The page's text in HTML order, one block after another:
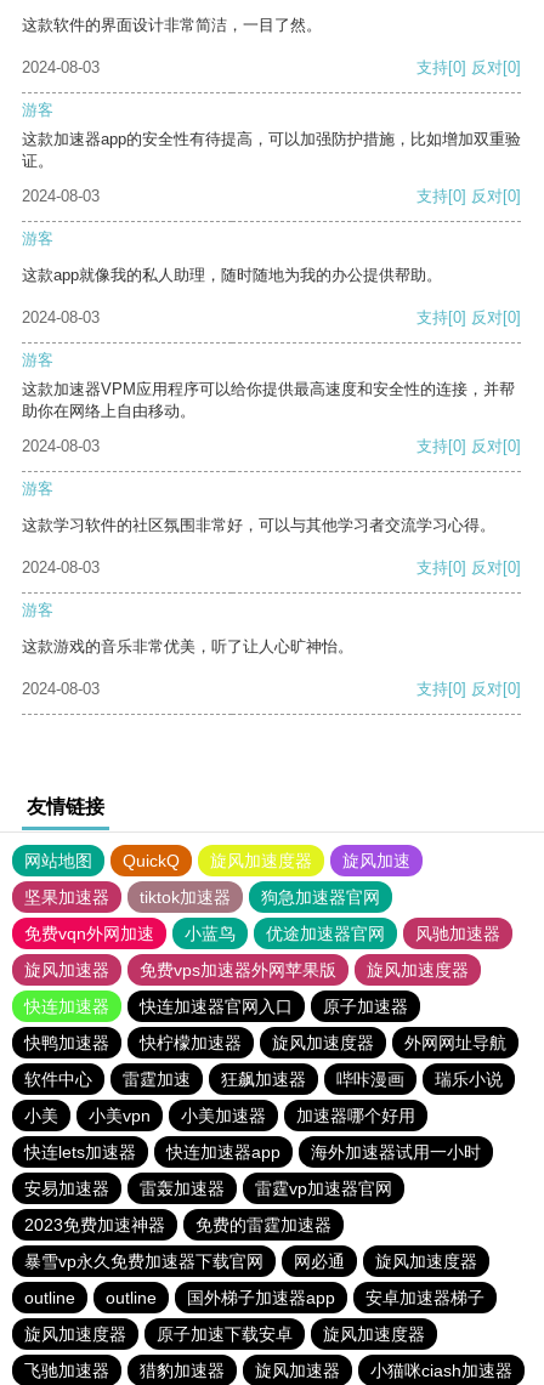
这款软件的界面设计非常简洁，一目了然。
2024-08-03 支持[0] 反对[0]
游客
这款加速器app的安全性有待提高，可以加强防护措施，比如增加双重验
证。
2024-08-03
支持[0] 反对[0]
游客
这款app就像我的私人助理，随时随地为我的办公提供帮助。
2024-08-03 支持[0] 反对[0]
游客
这款加速器VPM应用程序可以给你提供最高速度和安全性的连接，并帮
助你在网络上自由移动。
2024-08-03
支持[0] 反对[0]
游客
这款学习软件的社区氛围非常好，可以与其他学习者交流学习心得。
2024-08-03 支持[0] 反对[0]
游客
这款游戏的音乐非常优美，听了让人心旷神怡。
2024-08-03 支持[0] 反对[0]
友情链接
网站地图 QuickQ 旋风加速度器
旋风加速
坚果加速器
tiktok加速器
狗急加速器官网
免费vqn外网加速
小蓝鸟 优途加速器官网
风驰加速器
旋风加速器
免费vps加速器外网苹果版
旋风加速度器
快连加速器
快连加速器官网入口
原子加速器
快鸭加速器
快柠檬加速器 旋风加速度器
外网网址导航
软件中心
雷霆加速 狂飙加速器 哔咔漫画
瑞乐小说
小美
小美vpn 小美加速器
加速器哪个好用
快连lets加速器
快连加速器app
海外加速器试用一小时
安易加速器
雷轰加速器
雷霆vp加速器官网
2023免费加速神器
免费的雷霆加速器
暴雪vp永久免费加速器下载官网
网必通
旋风加速度器
outline
outline 国外梯子加速器app
安卓加速器梯子
旋风加速度器
原子加速下载安卓
旋风加速度器
飞驰加速器
猎豹加速器 旋风加速器 小猫咪ciash加速器